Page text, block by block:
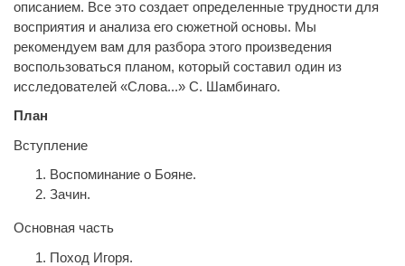
описанием. Все это создает определенные трудности для
восприятия и анализа его сюжетной основы. Мы
рекомендуем вам для разбора этого произведения
воспользоваться планом, который составил один из
исследователей «Слова...» С. Шамбинаго.
План
Вступление
Воспоминание о Бояне.
Зачин.
Основная часть
Поход Игоря.